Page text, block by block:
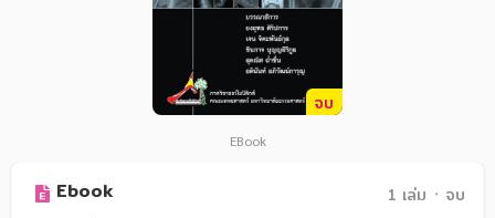
จบ
EBook
Ebook 1 เล่ม ᛫ จบ